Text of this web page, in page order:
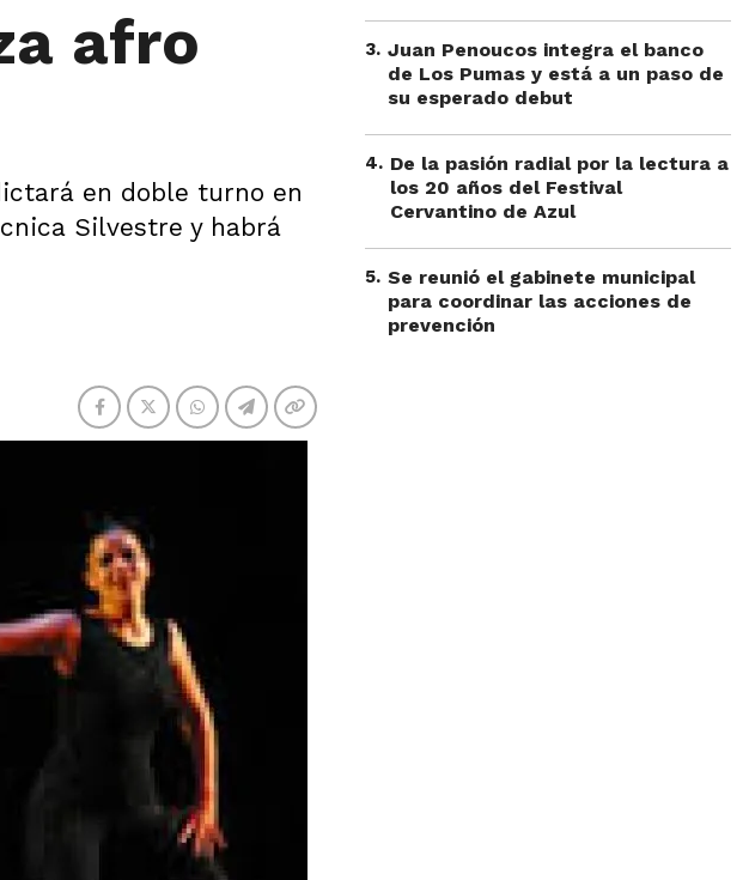
afro
en doble turno en
Silvestre y habrá
3. Juan Penoucos integra el banco
de Los Pumas y está a un paso de
su esperado debut
4. De la pasión radial por la lectura a
los 20 años del Festival
Cervantino de Azul
5. Se reunió el gabinete municipal
para coordinar las acciones de
prevención